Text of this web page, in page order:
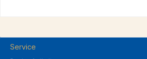
Service